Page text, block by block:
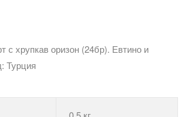
с хрупкав оризон (24бр). Евтино и
Турция